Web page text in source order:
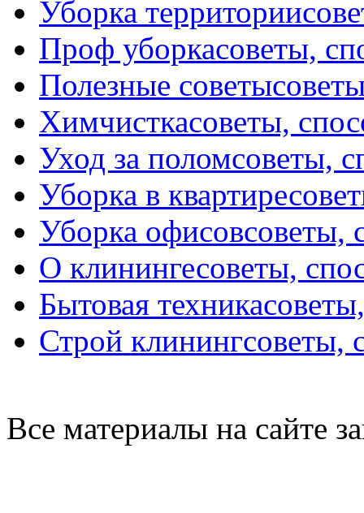
Уборка территории
Проф уборкасоветы,
Полезные советы
Химчисткасоветы,
Уход за поломсоветы,
Уборка в квартире
Уборка офисовсоветы,
О клинингесоветы,
Бытовая техника
Строй клинингсоветы,
Все материалы на сайте